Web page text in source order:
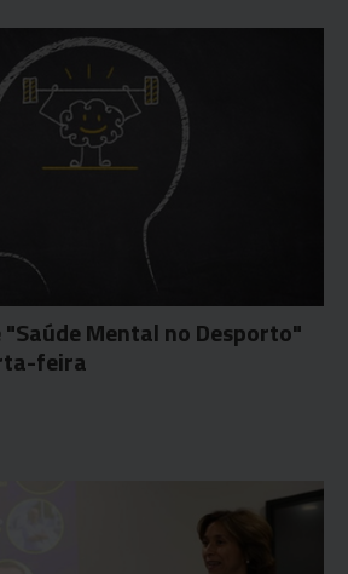
Mental no Desporto"
feira